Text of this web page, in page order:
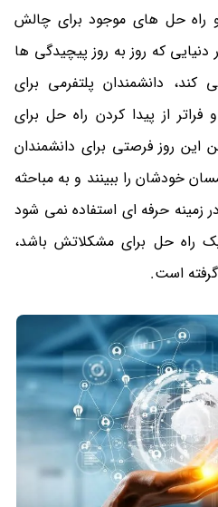
راه حل های موجود برای چالش
که روز به روز پیچیدگی ها
دانشمندان پلتفرمی برای
فراتر از پیدا کردن راه حل برای
این روز فرصتی برای دانشمندان
خودشان را ببینند و به مباحثه
زمینه حرفه ای استفاده نمی شود
راه حل برای مشکلاتش باشد،
است.